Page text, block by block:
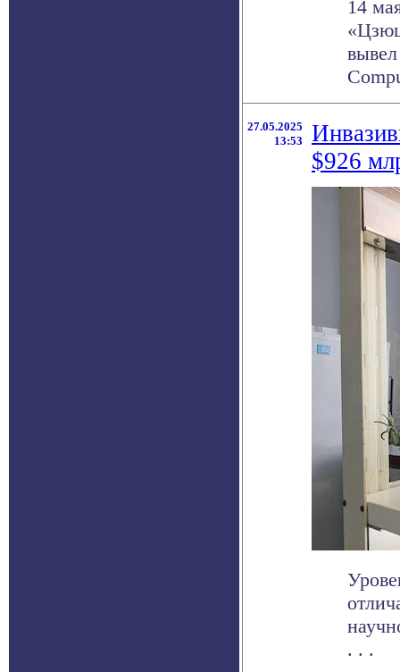
14
27.05.2025
13:53
$926
. . .